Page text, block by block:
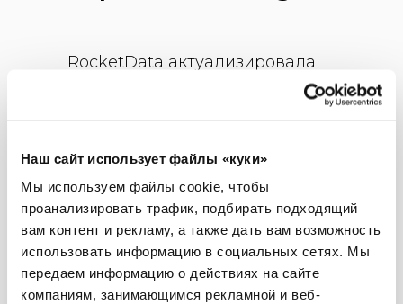
Наш сайт использует файлы «куки»
Мы используем файлы cookie, чтобы
проанализировать трафик, подбирать подходящий
вам контент и рекламу, а также дать вам возможность
использовать информацию в социальных сетях. Мы
передаем информацию о действиях на сайте
компаниям, занимающимся рекламной и веб-
RocketData актуализировала
карточки компании в Google,
привлекательнее для
пользователей.
На диаграмме можно увидеть
динамику взаимодействий
пользователей с карточками